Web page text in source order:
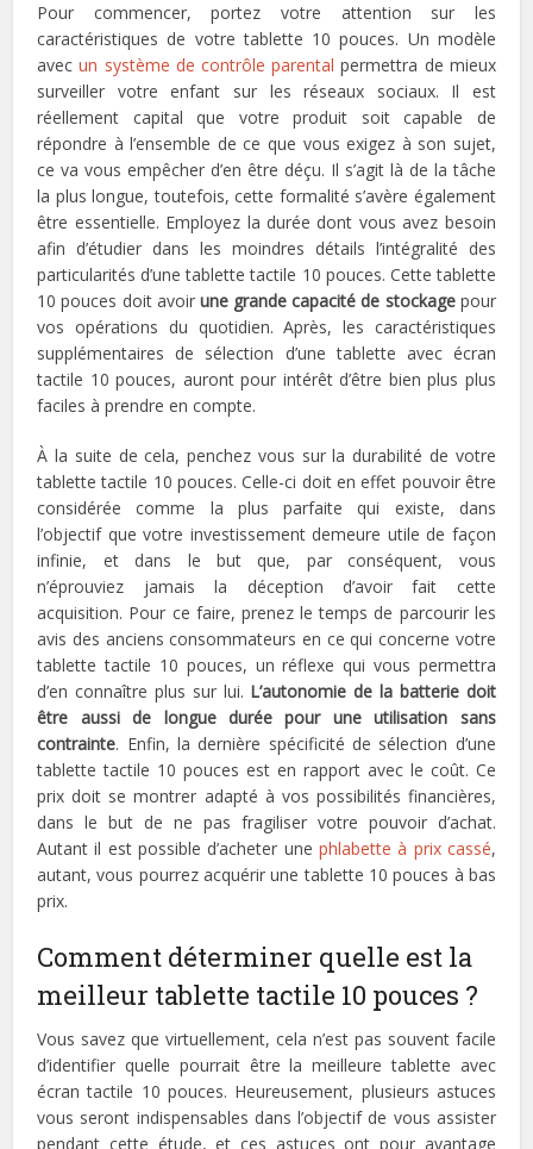
Pour commencer, portez votre attention sur les
caractéristiques de votre tablette 10 pouces. Un modèle
avecun système de contrôle parental permettra de mieux
surveiller votre enfant sur les réseaux sociaux. Il est
réellement capital que votre produit soit capable de
répondre à l’ensemble de ce que vous exigez à son sujet,
ce va vous empêcher d’en être déçu. Il s’agit là de la tâche
la plus longue, toutefois, cette formalité s’avère également
être essentielle. Employez la durée dont vous avez besoin
afin d’étudier dans les moindres détails l’intégralité des
particularités d’une tablette tactile 10 pouces. Cette tablette
10 pouces doit avoir une grande capacité de stockagepour
vos opérations du quotidien. Après, les caractéristiques
supplémentaires de sélection d’une tablette avec écran
tactile 10 pouces, auront pour intérêt d’être bien plus plus
faciles à prendre en compte.
À la suite de cela, penchez vous sur la durabilité de votre
tablette tactile 10 pouces. Celle-ci doit en effet pouvoir être
considérée comme la plus parfaite qui existe, dans
l’objectif que votre investissement demeure utile de façon
infinie, et dans le but que, par conséquent, vous
n’éprouviez jamais la déception d’avoir fait cette
acquisition. Pour ce faire, prenez le temps de parcourir les
avis des anciens consommateurs en ce qui concerne votre
tablette tactile 10 pouces, un réflexe qui vous permettra
d’en connaître plus sur lui. L’autonomie de la batterie doit
être aussi de longue durée pour une utilisation sans
contrainte. Enfin, la dernière spécificité de sélection d’une
tablette tactile 10 pouces est en rapport avec le coût. Ce
prix doit se montrer adapté à vos possibilités financières,
dans le but de ne pas fragiliser votre pouvoir d’achat.
Autant il est possible d’acheter une phlabette à prix cassé,
autant, vous pourrez acquérir une tablette 10 pouces à bas
prix.
Comment déterminer quelle est la
meilleur tablette tactile 10 pouces ?
Vous savez que virtuellement, cela n’est pas souvent facile
d’identifier quelle pourrait être la meilleure tablette avec
écran tactile 10 pouces. Heureusement, plusieurs astuces
vous seront indispensables dans l’objectif de vous assister
pendant cette étude, et ces astuces ont pour avantage